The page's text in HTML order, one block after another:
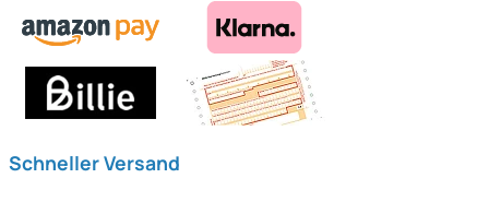
Schneller Versand